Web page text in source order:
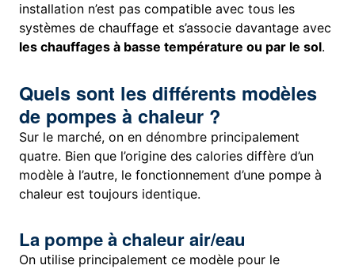
installation n’est pas compatible avec tous les
systèmes de chauffage et s’associe davantage avec
les chauffages à basse température ou par le sol.
Quels sont les différents modèles
de pompes à chaleur ?
Sur le marché, on en dénombre principalement
quatre. Bien que l’origine des calories diffère d’un
modèle à l’autre, le fonctionnement d’une pompe à
chaleur est toujours identique.
La pompe à chaleur air/eau
On utilise principalement ce modèle pour le